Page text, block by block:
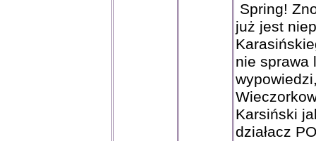
Spring!
już jest
nie sprawa
Karsiński
działacz